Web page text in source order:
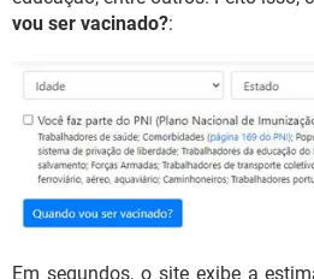
vou ser vacinado?:
Em segundos, o site exibe a